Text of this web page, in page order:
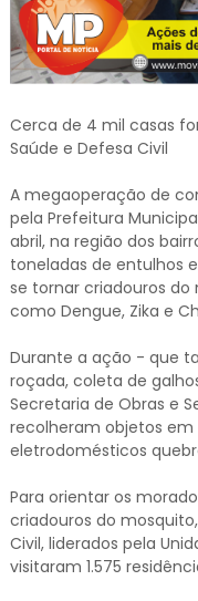
Cerca de 4 mil casas
Saúde e Defesa Civil
A megaoperação de
pela Prefeitura
abril, na região dos
toneladas de entulhos
se tornar criadouros
como Dengue, Zika e
Durante a ação - que
roçada, coleta de
Secretaria de Obras e
recolheram objetos em
eletrodomésticos
Para orientar os
criadouros do
Civil, liderados pela
visitaram 1.575